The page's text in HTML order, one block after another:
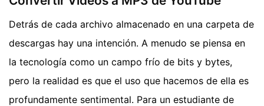
Detrás de cada archivo almacenado en una carpeta de
descargas hay una intención. A menudo se piensa en
la tecnología como un campo frío de bits y bytes,
pero la realidad es que el uso que hacemos de ella es
profundamente sentimental. Para un estudiante de